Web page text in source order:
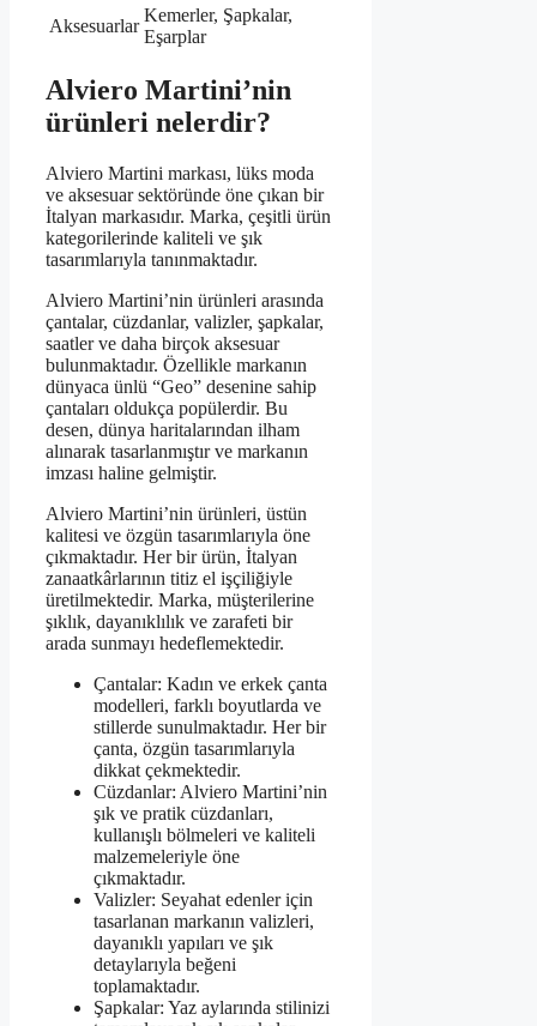
Aksesuarlar
Kemerler, Şapkalar,
Eşarplar
Alviero Martini’nin
ürünleri nelerdir?
Alviero Martini markası, lüks moda
ve aksesuar sektöründe öne çıkan bir
İtalyan markasıdır. Marka, çeşitli ürün
kategorilerinde kaliteli ve şık
tasarımlarıyla tanınmaktadır.
Alviero Martini’nin ürünleri arasında
çantalar, cüzdanlar, valizler, şapkalar,
saatler ve daha birçok aksesuar
bulunmaktadır. Özellikle markanın
dünyaca ünlü “Geo” desenine sahip
çantaları oldukça popülerdir. Bu
desen, dünya haritalarından ilham
alınarak tasarlanmıştır ve markanın
imzası haline gelmiştir.
Alviero Martini’nin ürünleri, üstün
kalitesi ve özgün tasarımlarıyla öne
çıkmaktadır. Her bir ürün, İtalyan
zanaatkârlarının titiz el işçiliğiyle
üretilmektedir. Marka, müşterilerine
şıklık, dayanıklılık ve zarafeti bir
arada sunmayı hedeflemektedir.
Çantalar: Kadın ve erkek çanta
modelleri, farklı boyutlarda ve
stillerde sunulmaktadır. Her bir
çanta, özgün tasarımlarıyla
dikkat çekmektedir.
Cüzdanlar: Alviero Martini’nin
şık ve pratik cüzdanları,
kullanışlı bölmeleri ve kaliteli
malzemeleriyle öne
çıkmaktadır.
Valizler: Seyahat edenler için
tasarlanan markanın valizleri,
dayanıklı yapıları ve şık
detaylarıyla beğeni
toplamaktadır.
Şapkalar: Yaz aylarında stilinizi